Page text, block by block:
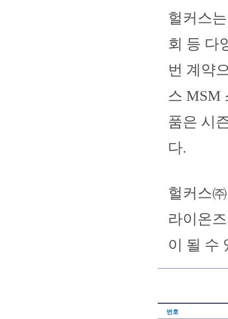
헐커스
회 등 다
번 계약
스 MSM
품은 시
다.
헐커스
라이온
이 될 수
번호